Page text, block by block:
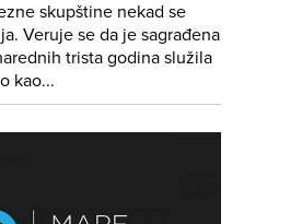
skupštine nekad se
Veruje se da je sagrađena
trista godina služila
kao...